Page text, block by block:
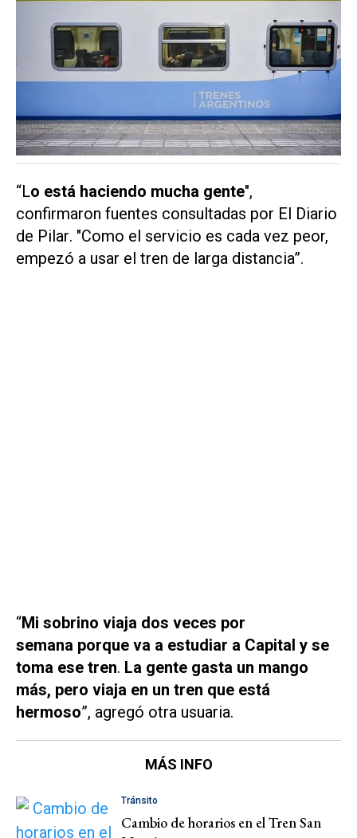
“Lo está haciendo mucha gente",
confirmaron fuentes consultadas por El Diario
de Pilar. "Como el servicio es cada vez peor,
empezó a usar el tren de larga distancia”.
“Mi sobrino viaja dos veces por
semana porque va a estudiar a Capital y se
toma ese tren. La gente gasta un mango
más, pero viaja en un tren que está
hermoso”, agregó otra usuaria.
MÁS INFO
Tránsito
Cambio de horarios en el Tren San